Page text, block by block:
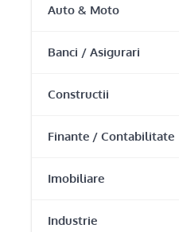
Auto & Moto
Banci / Asigurari
Constructii
Finante / Contabilitate
Imobiliare
Industrie